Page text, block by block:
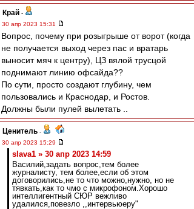
Край -
30 апр 2023 15:31
Вопрос, почему при розыгрыше от ворот (когда
не получается выход через пас и вратарь
выносит мяч к центру), ЦЗ вялой трусцой
поднимают линию офсайда??
По сути, просто создают глубину, чем
пользовались и Краснодар, и Ростов.
Должны были пулей вылетать ..
Ценитель -
30 апр 2023 15:29
slava1 » 30 апр 2023 14:59
Василий,задать вопрос,тем более
журналисту, тем более,если об этом
договорились,не то что можно,нужно, но не
тявкать,как то чмо с микрофоном.Хорошо
интеллигентный СЮР вежливо
удалился,повезло ,,интервьюеру"